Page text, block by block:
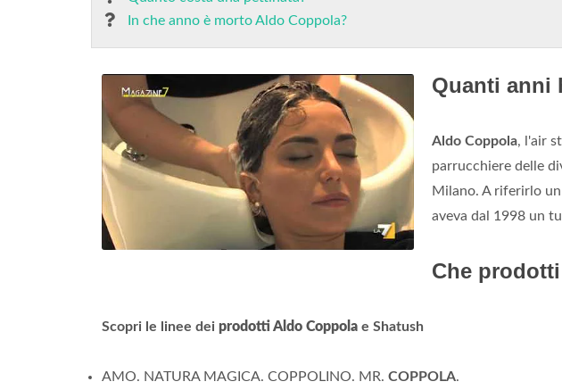
In che anno è morto Aldo Coppola?
Quanti anni
Aldo Coppola, l'air
parrucchiere delle
Milano. A riferirlo
aveva dal 1998 un
Che
Scopri le linee dei prodotti Aldo Coppola e Shatush
AMO. NATURA MAGICA. COPPOLINO. MR. COPPOLA.